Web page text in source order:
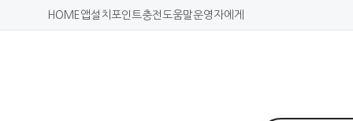
HOME 앱설치 포인트충전도움말운영자에게